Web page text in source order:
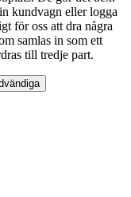
kundvagn eller logga
för oss att dra några
samlas in som ett
till tredje part.